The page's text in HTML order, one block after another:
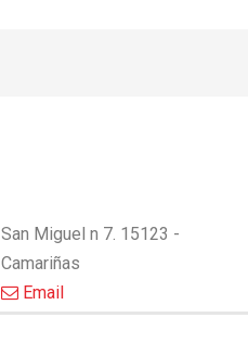
San Miguel n 7. 15123 -
Camariñas
Email